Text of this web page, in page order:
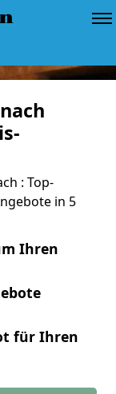
: Top-
in 5
Ihren
für Ihren